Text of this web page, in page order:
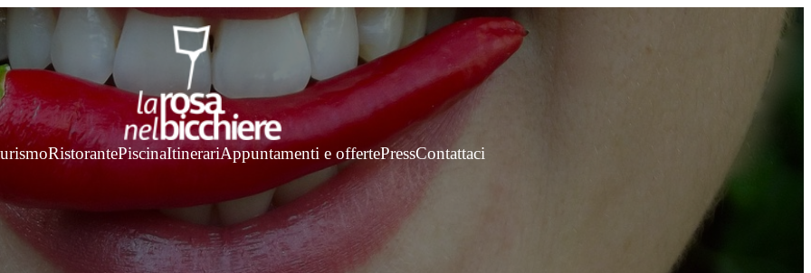
RistorantePiscinaItinerariAppuntamenti e offertePressContattaci